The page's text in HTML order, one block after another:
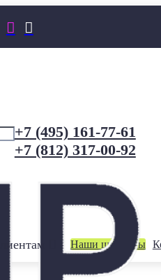
 
+7 (495) 161-77-61
+7 (812) 317-00-92
Наши шоурумы